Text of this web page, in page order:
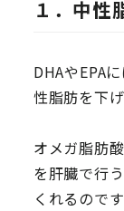
１．中性
DHAやEPA
性脂肪を下
オメガ脂肪
を肝臓で行
くれるのです